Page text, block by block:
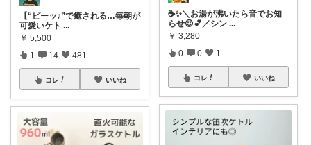
【“ピーッ♪”で癒される…毎朝が
可愛いケト ...
￥ 5,500
1 14 481
コレ いいね
☕✨＼お湯が沸いたら音でお知
らせ😍💕／シン ...
￥ 3,280
0 0 1
コレ いいね